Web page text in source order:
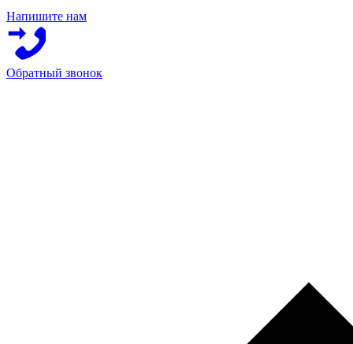
Напишите нам
Обратный звонок